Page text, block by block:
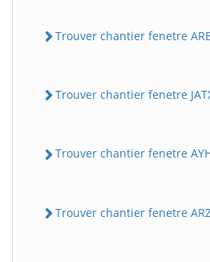
Trouver chantier fenetre
Trouver chantier fenetre
Trouver chantier fenetre
Trouver chantier fenetre